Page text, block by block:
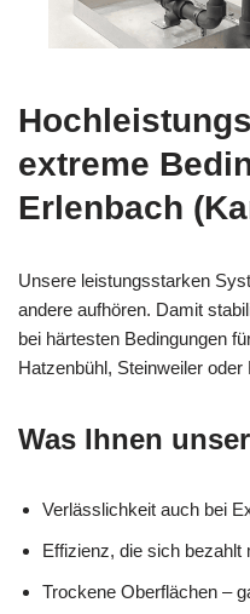
extreme
Erlenbach
Unsere leistungsstarken
andere aufhören. Damit
bei härtesten Bedingungen
Hatzenbühl, Steinweiler oder
Was Ihnen
Verlässlichkeit auch bei
Effizienz, die sich bezahlt
Trockene Oberflächen –